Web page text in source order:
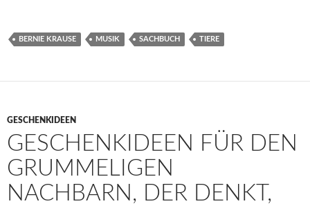
BERNIE KRAUSE MUSIK SACHBUCH TIERE
GESCHENKIDEEN
GESCHENKIDEEN FÜR DEN
GRUMMELIGEN
NACHBARN, DER DENKT,